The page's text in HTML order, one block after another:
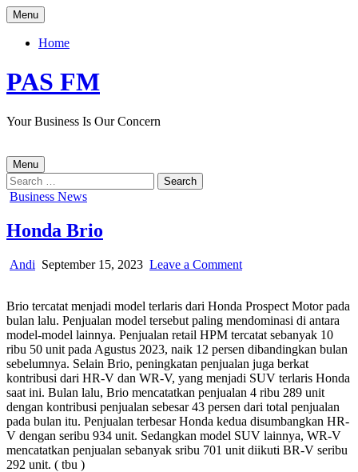
Skip
to
content
Menu
Home
PAS FM
Your Business Is Our Concern
Menu
Search
for:
Posted
Business News
Honda Brio
Author:
Andi Published
September 15, 2023 Leave a Commenton
Brio tercatat menjadi model terlaris dari Honda Prospect Motor pada
bulan lalu. Penjualan model tersebut paling mendominasi di antara
model-model lainnya. Penjualan retail HPM tercatat sebanyak 10
ribu 50 unit pada Agustus 2023, naik 12 persen dibandingkan bulan
sebelumnya. Selain Brio, peningkatan penjualan juga berkat
kontribusi dari HR-V dan WR-V, yang menjadi SUV terlaris Honda
saat ini. Bulan lalu, Brio mencatatkan penjualan 4 ribu 289 unit
dengan kontribusi penjualan sebesar 43 persen dari total penjualan
pada bulan itu. Penjualan terbesar Honda kedua disumbangkan HR-
V dengan seribu 934 unit. Sedangkan model SUV lainnya, WR-V
mencatatkan penjualan sebanyak sribu 701 unit diikuti BR-V seribu
292 unit. ( tbu )